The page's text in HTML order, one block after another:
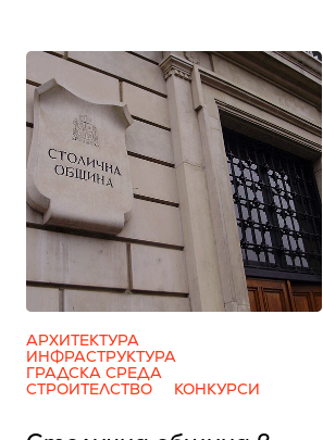
АРХИТЕКТУРА
ИНФРАСТРУКТУРА
ГРАДСКА СРЕДА
СТРОИТЕЛСТВО
КОНКУРСИ